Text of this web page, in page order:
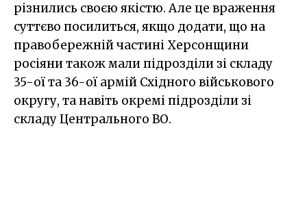
різнились своєю якістю. Але це враження
суттєво посилиться, якщо додати, що на
правобережній частині Херсонщини
росіяни також мали підрозділи зі складу
35-ої та 36-ої армій Східного військового
округу, та навіть окремі підрозділи зі
складу Центрального ВО.